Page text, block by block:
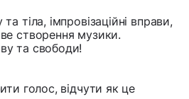
тіла, імпровізаційні вправи,
створення музики.
та свободи!
голос, відчути як це